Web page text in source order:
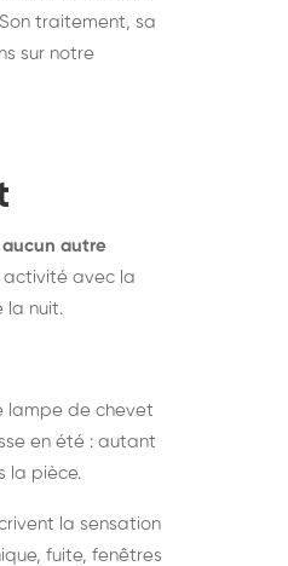
traitement, sa
sur notre
aucun autre
activité avec la
la nuit.
lampe de chevet
en été : autant
la pièce.
la sensation
fuite, fenêtres